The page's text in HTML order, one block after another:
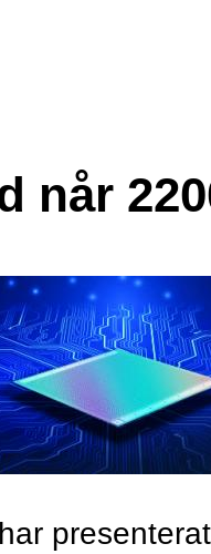
når
presenterat